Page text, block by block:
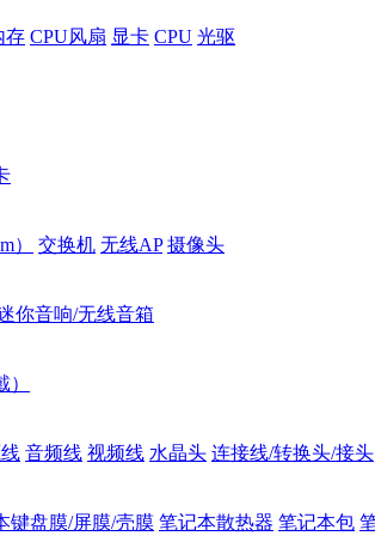
存 CPU风扇 显卡 CPU 光驱
） 交换机 无线AP 摄像头
你音响/无线音箱
音频线 视频线 水晶头 连接线/转换头/接头
键盘膜/屏膜/壳膜 笔记本散热器 笔记本包